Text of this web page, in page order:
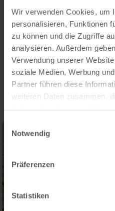
Wir verwenden Cookies, um
personalisieren, Funktionen
zu können und die Zugriffe
analysieren. Außerdem
Verwendung unserer
soziale Medien, Werbung
Partner führen diese
weiteren Daten zusammen,
Einwilligungsauswahl
Notwendig
Präferenzen
Statistiken
Categories